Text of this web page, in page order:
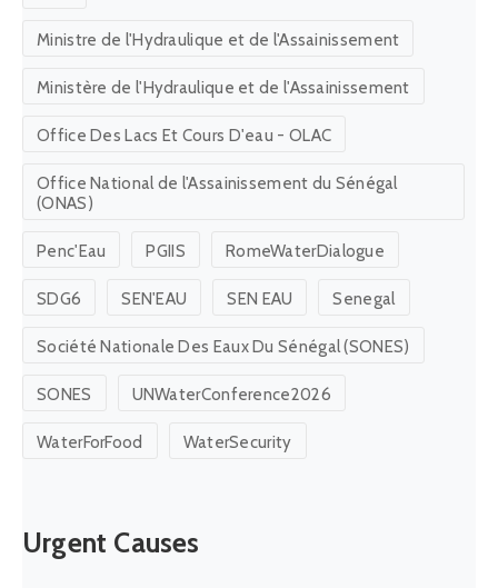
Ministre de l'Hydraulique et de l'Assainissement
Ministère de l'Hydraulique et de l'Assainissement
Office Des Lacs Et Cours D'eau - OLAC
Office National de l'Assainissement du Sénégal
(ONAS)
Penc'Eau PGIIS RomeWaterDialogue
SDG6 SEN'EAU SEN EAU Senegal
Société Nationale Des Eaux Du Sénégal (SONES)
SONES UNWaterConference2026
WaterForFood WaterSecurity
Urgent Causes